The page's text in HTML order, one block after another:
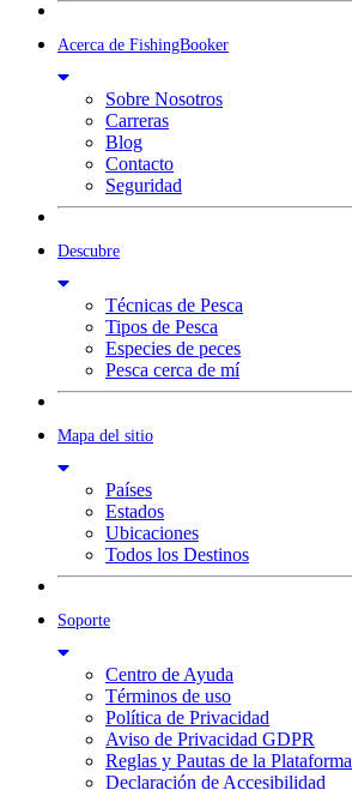
Acerca de FishingBooker
Sobre Nosotros
Carreras
Blog
Contacto
Seguridad
Descubre
Técnicas de Pesca
Tipos de Pesca
Especies de peces
Pesca cerca de mí
Mapa del sitio
Países
Estados
Ubicaciones
Todos los Destinos
Soporte
Centro de Ayuda
Términos de uso
Política de Privacidad
Aviso de Privacidad GDPR
Reglas y Pautas de la Plataforma
Declaración de Accesibilidad